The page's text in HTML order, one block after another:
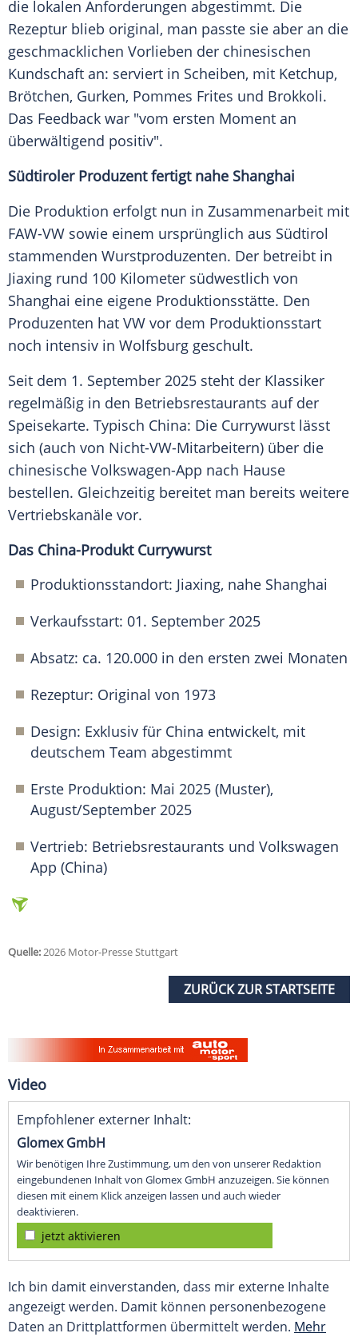
die lokalen Anforderungen abgestimmt. Die
Rezeptur blieb original, man passte sie aber an die
geschmacklichen Vorlieben der chinesischen
Kundschaft an: serviert in Scheiben, mit Ketchup,
Brötchen, Gurken, Pommes Frites und Brokkoli.
Das Feedback war "vom ersten Moment an
überwältigend positiv".
Südtiroler Produzent fertigt nahe Shanghai
Die Produktion erfolgt nun in Zusammenarbeit mit
FAW-VW sowie einem ursprünglich aus Südtirol
stammenden Wurstproduzenten. Der betreibt in
Jiaxing rund 100 Kilometer südwestlich von
Shanghai eine eigene Produktionsstätte. Den
Produzenten hat VW vor dem Produktionsstart
noch intensiv in Wolfsburg geschult.
Seit dem 1. September 2025 steht der Klassiker
regelmäßig in den Betriebsrestaurants auf der
Speisekarte. Typisch China: Die Currywurst lässt
sich (auch von Nicht-VW-Mitarbeitern) über die
chinesische Volkswagen-App nach Hause
bestellen. Gleichzeitig bereitet man bereits weitere
Vertriebskanäle vor.
Das China-Produkt Currywurst
Produktionsstandort: Jiaxing, nahe Shanghai
Verkaufsstart: 01. September 2025
Absatz: ca. 120.000 in den ersten zwei Monaten
Rezeptur: Original von 1973
Design: Exklusiv für China entwickelt, mit
deutschem Team abgestimmt
Erste Produktion: Mai 2025 (Muster),
August/September 2025
Vertrieb: Betriebsrestaurants und Volkswagen
App (China)
Quelle:2026 Motor-Presse Stuttgart
ZURÜCK ZUR STARTSEITE
Video
Empfohlener externer Inhalt:
Glomex GmbH
Wir benötigen Ihre Zustimmung, um den von unserer Redaktion
eingebundenen Inhalt von Glomex GmbH anzuzeigen. Sie können
diesen mit einem Klick anzeigen lassen und auch wieder
deaktivieren.
jetzt aktivieren
Ich bin damit einverstanden, dass mir externe Inhalte
angezeigt werden. Damit können personenbezogene
Daten an Drittplattformen übermittelt werden. Mehr